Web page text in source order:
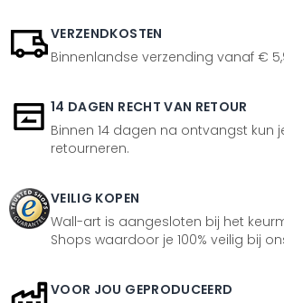
VERZENDKOSTEN
Binnenlandse verzending vanaf €
14 DAGEN RECHT VAN RETOUR
Binnen 14 dagen na ontvangst kun
retourneren.
VEILIG KOPEN
Wall-art is aangesloten bij het
Shops waardoor je 100% veilig bij
VOOR JOU GEPRODUCEERD